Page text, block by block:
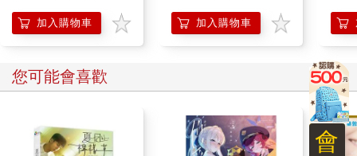
以杯麵來說，單純的杯麵、不考慮其他特殊狀況，價格差不
多就是兩百日圓，但許多人認可在山上吃杯麵只要八百日圓很便
買。
從經營的角度看，將原本在街邊小店裡售價一百日圓左右的
東西，找到可以賣到兩倍以上價格的獨特場域，然後使用其價值
的兩倍，甚至三倍的價格當作售價，附加消費者也可以認同的銷
售體驗，是讓利潤倍增的重點。
加入購物車 加入購物車
您可能會喜歡
會